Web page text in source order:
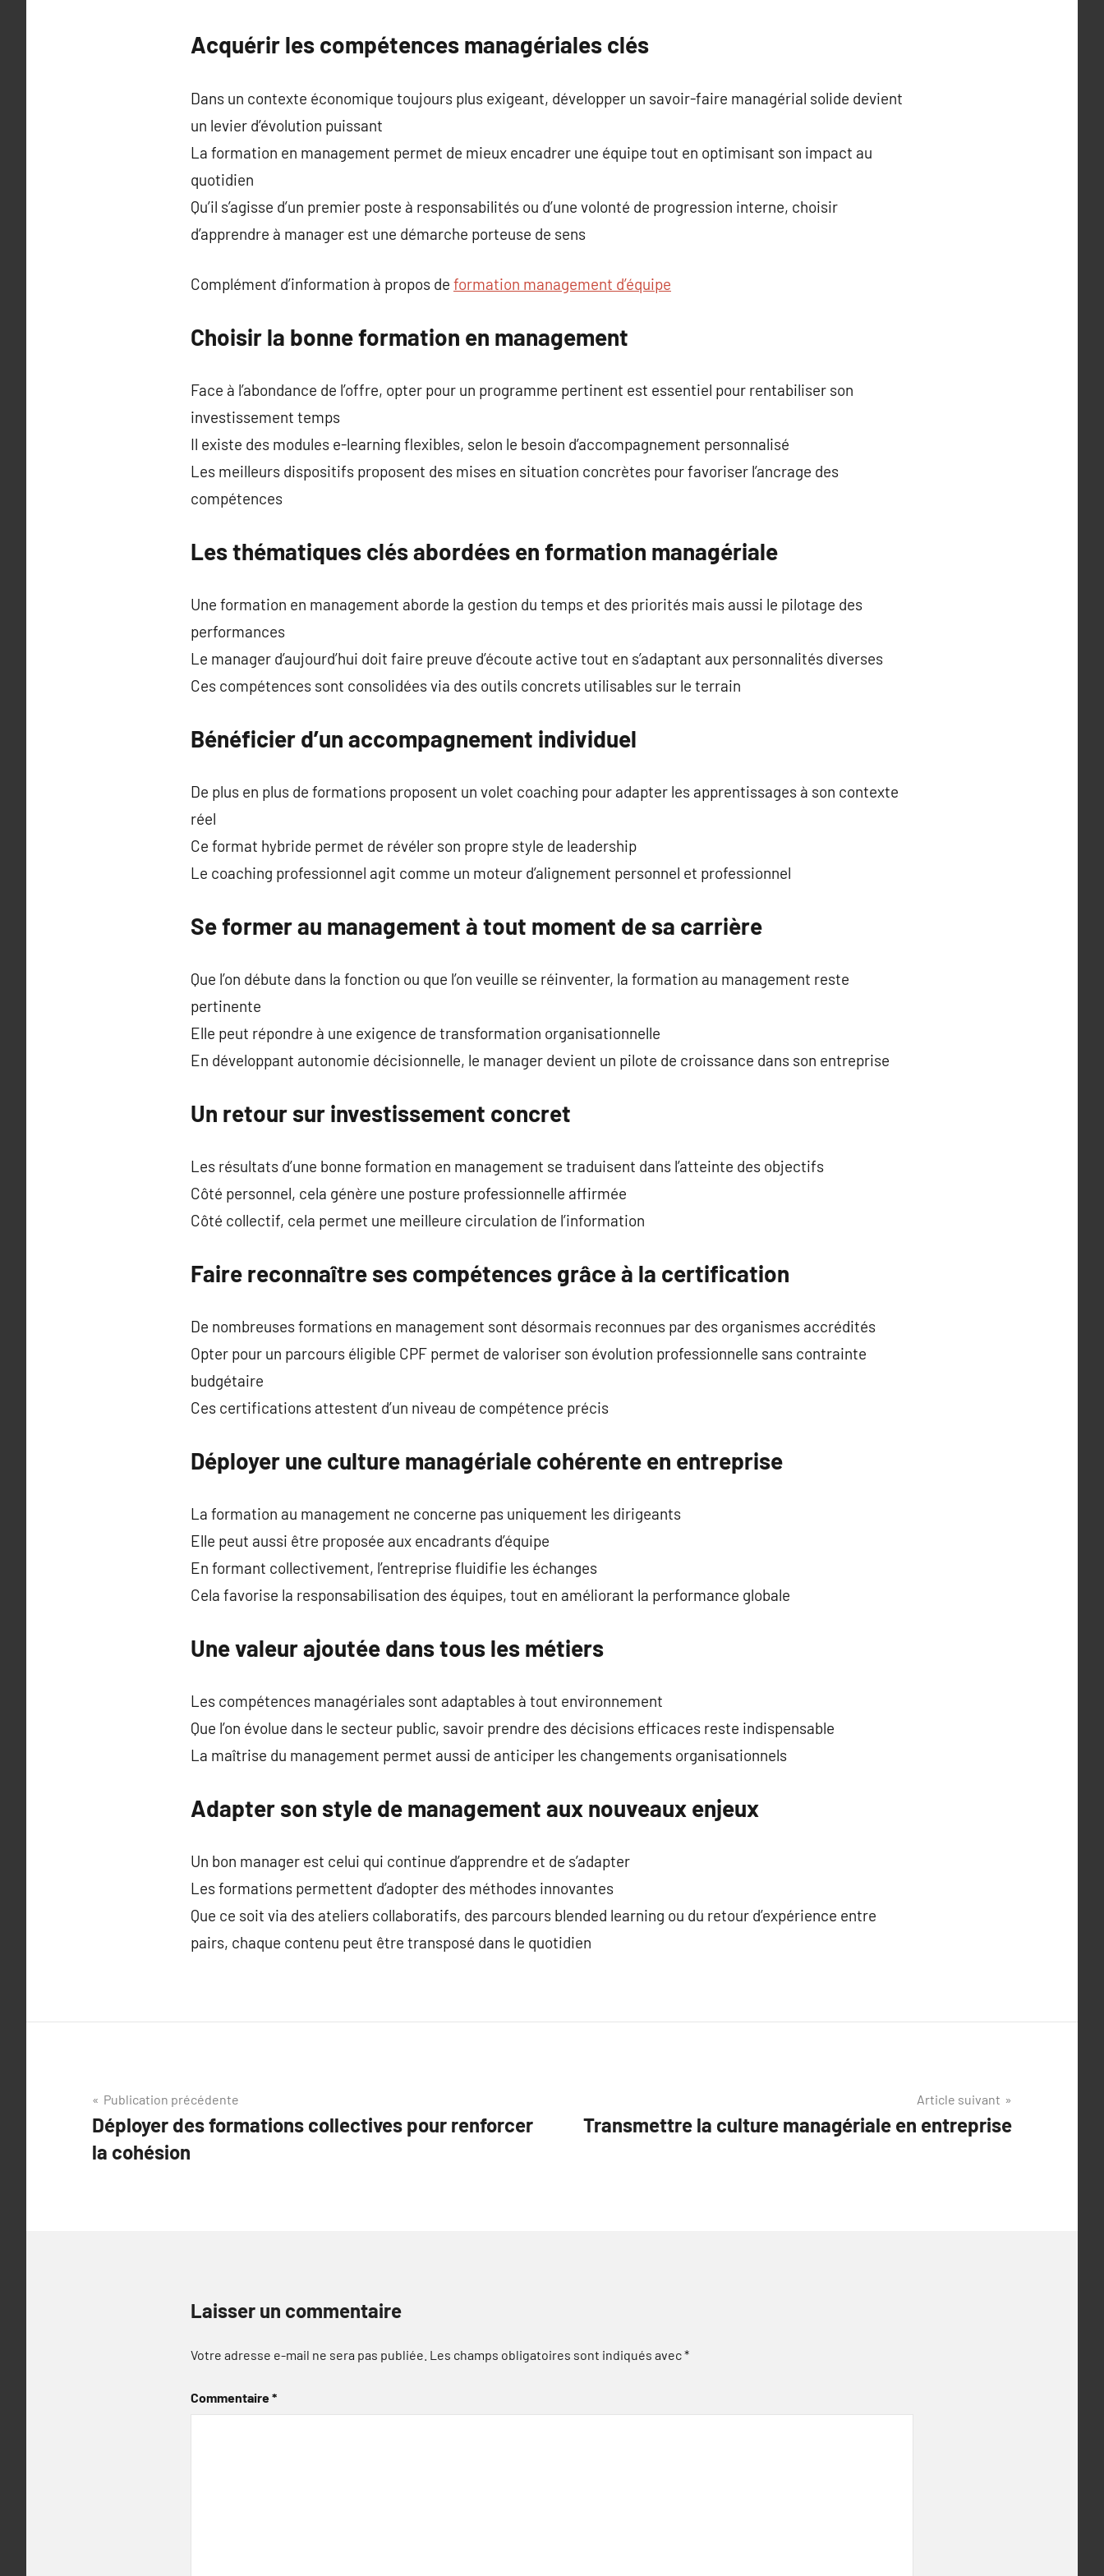
Acquérir les compétences managériales clés
Dans un contexte économique toujours plus exigeant, développer un savoir-faire managérial solide devient
un levier d’évolution puissant
La formation en management permet de mieux encadrer une équipe tout en optimisant son impact au
quotidien
Qu’il s’agisse d’un premier poste à responsabilités ou d’une volonté de progression interne, choisir
d’apprendre à manager est une démarche porteuse de sens
Complément d’information à propos de formation management d’équipe
Choisir la bonne formation en management
Face à l’abondance de l’offre, opter pour un programme pertinent est essentiel pour rentabiliser son
investissement temps
Il existe des modules e-learning flexibles, selon le besoin d’accompagnement personnalisé
Les meilleurs dispositifs proposent des mises en situation concrètes pour favoriser l’ancrage des
compétences
Les thématiques clés abordées en formation managériale
Une formation en management aborde la gestion du temps et des priorités mais aussi le pilotage des
performances
Le manager d’aujourd’hui doit faire preuve d’écoute active tout en s’adaptant aux personnalités diverses
Ces compétences sont consolidées via des outils concrets utilisables sur le terrain
Bénéficier d’un accompagnement individuel
De plus en plus de formations proposent un volet coaching pour adapter les apprentissages à son contexte
réel
Ce format hybride permet de révéler son propre style de leadership
Le coaching professionnel agit comme un moteur d’alignement personnel et professionnel
Se former au management à tout moment de sa carrière
Que l’on débute dans la fonction ou que l’on veuille se réinventer, la formation au management reste
pertinente
Elle peut répondre à une exigence de transformation organisationnelle
En développant autonomie décisionnelle, le manager devient un pilote de croissance dans son entreprise
Un retour sur investissement concret
Les résultats d’une bonne formation en management se traduisent dans l’atteinte des objectifs
Côté personnel, cela génère une posture professionnelle affirmée
Côté collectif, cela permet une meilleure circulation de l’information
Faire reconnaître ses compétences grâce à la certification
De nombreuses formations en management sont désormais reconnues par des organismes accrédités
Opter pour un parcours éligible CPF permet de valoriser son évolution professionnelle sans contrainte
budgétaire
Ces certifications attestent d’un niveau de compétence précis
Déployer une culture managériale cohérente en entreprise
La formation au management ne concerne pas uniquement les dirigeants
Elle peut aussi être proposée aux encadrants d’équipe
En formant collectivement, l’entreprise fluidifie les échanges
Cela favorise la responsabilisation des équipes, tout en améliorant la performance globale
Une valeur ajoutée dans tous les métiers
Les compétences managériales sont adaptables à tout environnement
Que l’on évolue dans le secteur public, savoir prendre des décisions efficaces reste indispensable
La maîtrise du management permet aussi de anticiper les changements organisationnels
Adapter son style de management aux nouveaux enjeux
Un bon manager est celui qui continue d’apprendre et de s’adapter
Les formations permettent d’adopter des méthodes innovantes
Que ce soit via des ateliers collaboratifs, des parcours blended learning ou du retour d’expérience entre
pairs, chaque contenu peut être transposé dans le quotidien
Navigation
de
l’article
Publication précédente
Déployer des formations collectives pour renforcer
la cohésion
Article suivant
Transmettre la culture managériale en entreprise
Laisser un commentaire
Votre adresse e-mail ne sera pas publiée. Les champs obligatoires sont indiqués avec*
Commentaire*